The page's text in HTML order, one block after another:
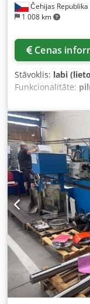
Čehijas Republika
1 008 km
Cenas
Stāvoklis: labi
Funkcionalitāte:
tehniskā stāvoklī.
Ujpfx Apysf
600 mm Maks.
skaits žurnālā: 40
Iespējama apskate